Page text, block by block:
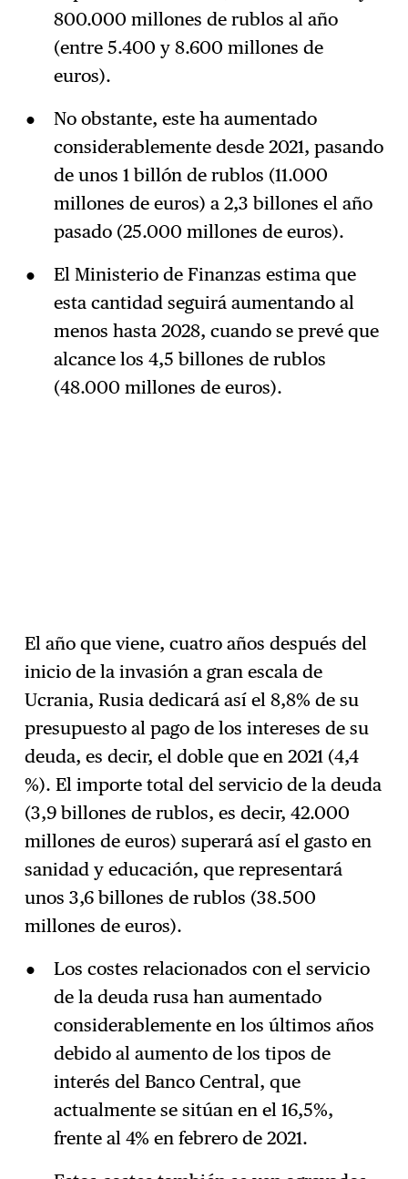
800.000 millones de rublos al año
(entre 5.400 y 8.600 millones de
euros).
No obstante, este ha aumentado
considerablemente desde 2021, pasando
de unos 1 billón de rublos (11.000
millones de euros) a 2,3 billones el año
pasado (25.000 millones de euros).
El Ministerio de Finanzas estima que
esta cantidad seguirá aumentando al
menos hasta 2028, cuando se prevé que
alcance los 4,5 billones de rublos
(48.000 millones de euros).
El año que viene, cuatro años después del
inicio de la invasión a gran escala de
Ucrania, Rusia dedicará así el 8,8% de su
presupuesto al pago de los intereses de su
deuda, es decir, el doble que en 2021 (4,4
%). El importe total del servicio de la deuda
(3,9 billones de rublos, es decir, 42.000
millones de euros) superará así el gasto en
sanidad y educación, que representará
unos 3,6 billones de rublos (38.500
millones de euros).
Los costes relacionados con el servicio
de la deuda rusa han aumentado
considerablemente en los últimos años
debido al aumento de los tipos de
interés del Banco Central, que
actualmente se sitúan en el 16,5%,
frente al 4% en febrero de 2021.